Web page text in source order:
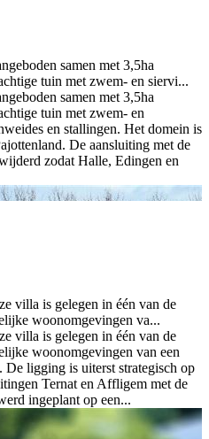
samen met 3,5ha
tuin met zwem- en siervi...
samen met 3,5ha
tuin met zwem- en
en stallingen. Het domein is
De aansluiting met de
zodat Halle, Edingen en
villa is gelegen in één van de
woonomgevingen va...
villa is gelegen in één van de
woonomgevingen van een
De ligging is uiterst strategisch op
Ternat en Affligem met de
ingeplant op een...